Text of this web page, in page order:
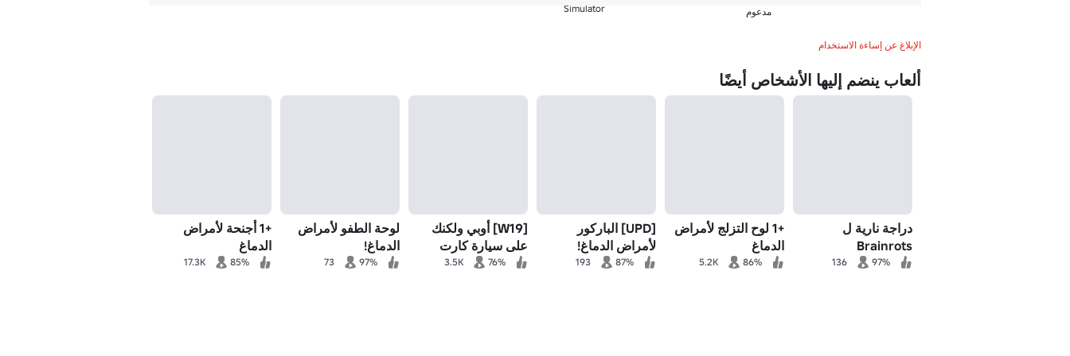
مدعوم
Simulator
الإبلاغ عن إساءة الاستخدام
ألعاب ينضم إليها الأشخاص أيضًا
دراجة نارية ل
Brainrots
97%
136
+1 لوح التزلج لأمراض
الدماغ
86%
5.2K
[UPD] الباركور
لأمراض الدماغ!
87%
193
[W19] أوبي ولكنك
على سيارة كارت
76%
3.5K
لوحة الطفو لأمراض
الدماغ!
97%
73
+1 أجنحة لأمراض
الدماغ
85%
17.3K